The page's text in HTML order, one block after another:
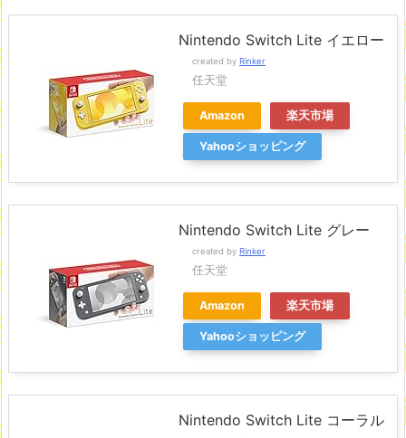
Nintendo Switch Lite イエロー
created by Rinker
任天堂
Amazon 楽天市場
Yahooショッピング
Nintendo Switch Lite グレー
created by Rinker
任天堂
Amazon 楽天市場
Yahooショッピング
Nintendo Switch Lite コーラル